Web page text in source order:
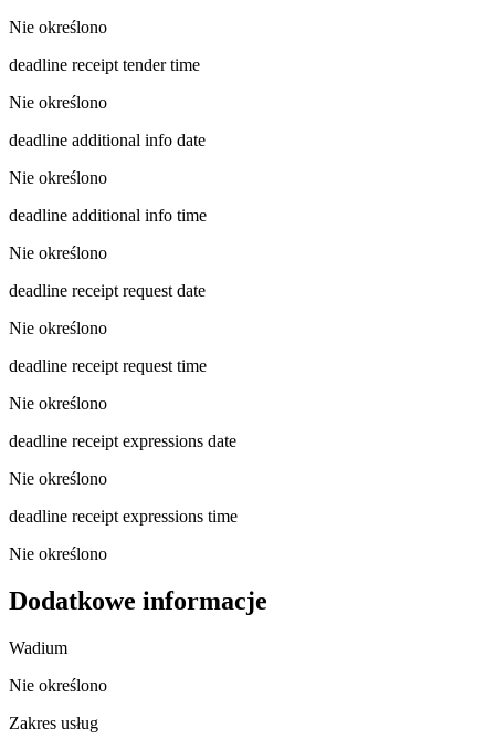
Nie określono
deadline receipt tender time
Nie określono
deadline additional info date
Nie określono
deadline additional info time
Nie określono
deadline receipt request date
Nie określono
deadline receipt request time
Nie określono
deadline receipt expressions date
Nie określono
deadline receipt expressions time
Nie określono
Dodatkowe informacje
Wadium
Nie określono
Zakres usług